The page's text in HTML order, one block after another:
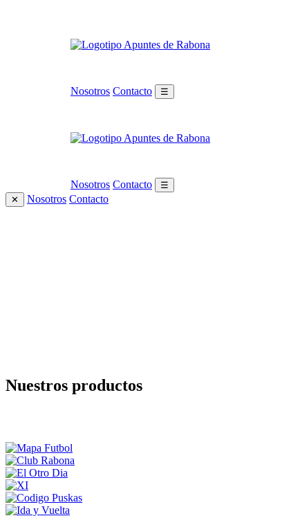
Nosotros Contacto ☰
Nosotros Contacto
☰
✕
Nosotros Contacto
Nuestros productos